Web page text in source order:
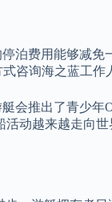
泊费用能够减免
咨询海之蓝工作
会推出了青少年
动越来越走向